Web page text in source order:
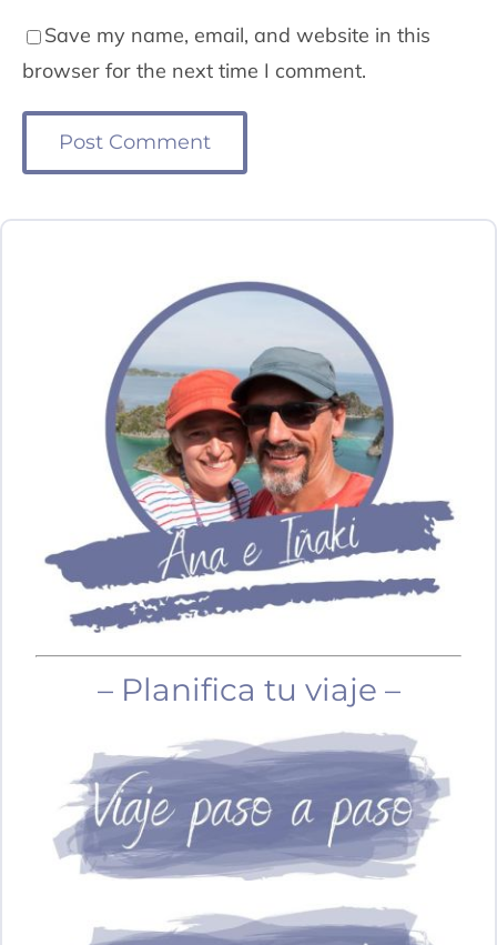
Save my name, email, and website in this
browser for the next time I comment.
– Planifica tu viaje –